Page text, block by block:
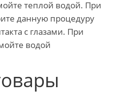
теплой водой. При
данную процедуру
с глазами. При
водой